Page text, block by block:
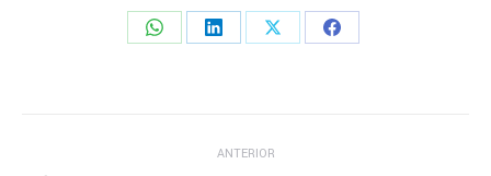
Share
Share
Share
Share
ANTERIOR